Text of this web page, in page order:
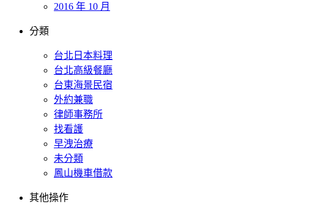
2016 年 10 月
分類
台北日本料理
台北高級餐廳
台東海景民宿
外約兼職
律師事務所
找看護
早洩治療
未分類
鳳山機車借款
其他操作